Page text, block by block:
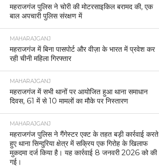
महराजगंज पुलिस ने चोरी की मोटरसाइकिल बरामद की, एक
बाल अपचारी पुलिस संरक्षण में
MAHARAJGANJ
महराजगंज में बिना पासपोर्ट और वीज़ा के भारत में प्रवेश कर
रही चीनी महिला गिरफ्तार
MAHARAJGANJ
महराजगंज में सभी थानों पर आयोजित हुआ थाना समाधान
दिवस, 61 में से 10 मामलों का मौके पर निस्तारण
MAHARAJGANJ
महराजगंज पुलिस ने गैंगेस्टर एक्ट के तहत बड़ी कार्रवाई करते
हुए थाना सिन्दुरिया क्षेत्र में सक्रिय एक गिरोह के खिलाफ
मुकदमा दर्ज किया है। यह कार्रवाई 8 जनवरी 2026 को की
गई।